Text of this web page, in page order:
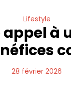
Lifestyle
à
28 février 2026